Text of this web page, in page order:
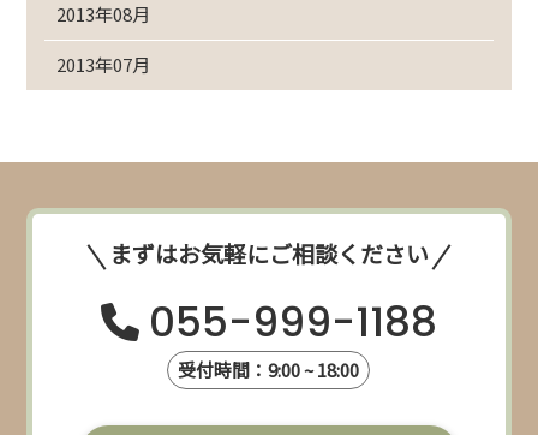
2013年08月
2013年07月
まずはお気軽にご相談ください
055-999-1188
受付時間：9:00 ~ 18:00